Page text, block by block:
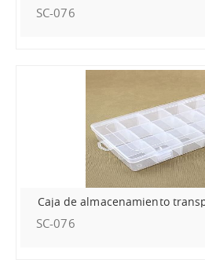
SC-076
Caja de almacenamiento
SC-076